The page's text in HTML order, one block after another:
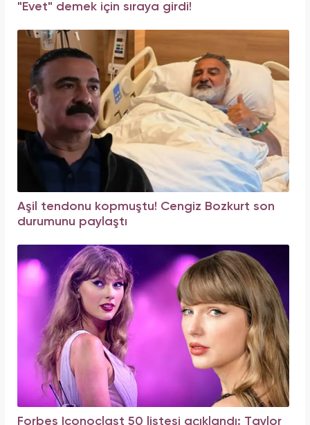
"Evet" demek için sıraya girdi!
Aşil tendonu kopmuştu! Cengiz Bozkurt son
durumunu paylaştı
Forbes Iconoclast 50 listesi açıklandı: Taylor